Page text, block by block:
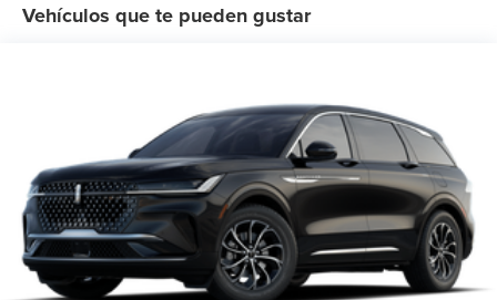
Vehículos que te pueden gustar